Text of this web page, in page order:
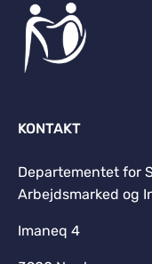
KONTAKT
Departementet for
Arbejdsmarked og
Imaneq 4